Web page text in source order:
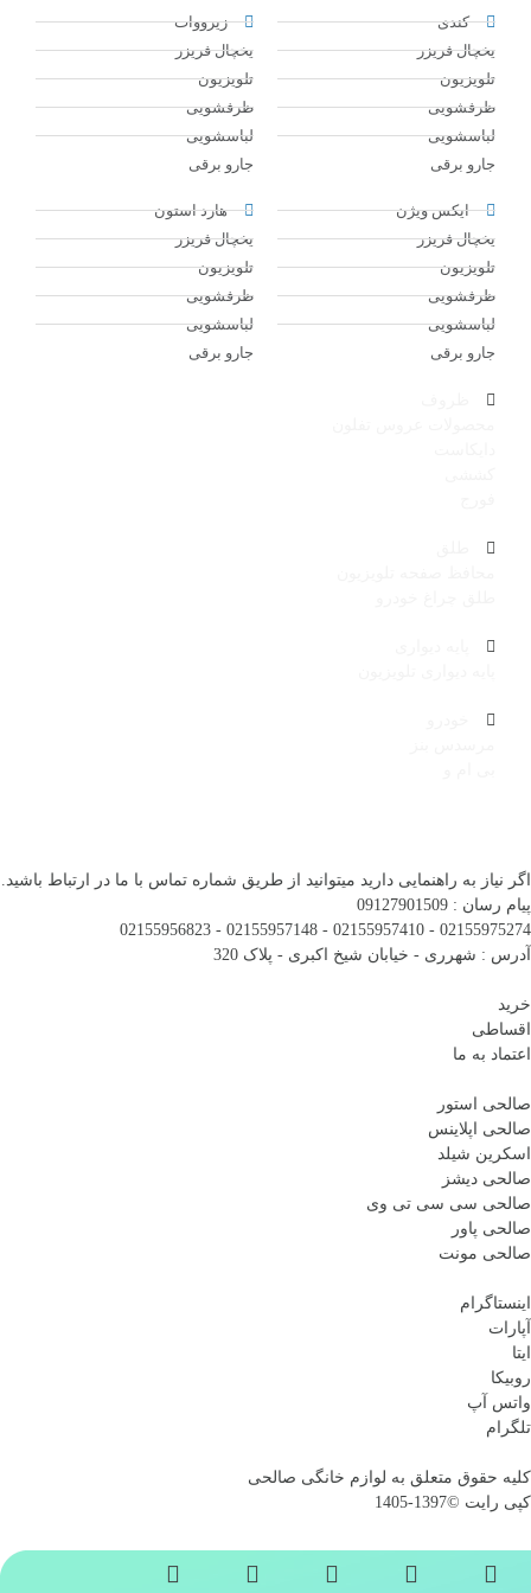
کندی
یخچال فریزر
تلویزیون
ظرفشویی
لباسشویی
جارو برقی
زیرووات
یخچال فریزر
تلویزیون
ظرفشویی
لباسشویی
جارو برقی
ایکس ویژن
یخچال فریزر
تلویزیون
ظرفشویی
لباسشویی
جارو برقی
هارد استون
یخچال فریزر
تلویزیون
ظرفشویی
لباسشویی
جارو برقی
اگر نیاز به راهنمایی دارید میتوانید از طریق شماره تماس با ما در ارتباط باشید.
پیام رسان : 09127901509
02155975274 - 02155957410 - 02155957148 - 02155956823
آدرس : شهرری - خیابان شیخ اکبری - پلاک 320
خرید
اقساطی
اعتماد به ما
صالحی استور
صالحی اپلاینس
اسکرین شیلد
صالحی دیشز
صالحی سی سی تی وی
صالحی پاور
صالحی مونت
اینستاگرام
آپارات
ایتا
روبیکا
واتس آپ
تلگرام
کلیه حقوق متعلق به لوازم خانگی صالحی
کپی رایت ©1397-1405